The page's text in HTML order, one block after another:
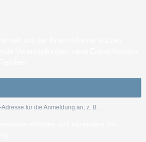
für die Anmeldung an, z. B. .